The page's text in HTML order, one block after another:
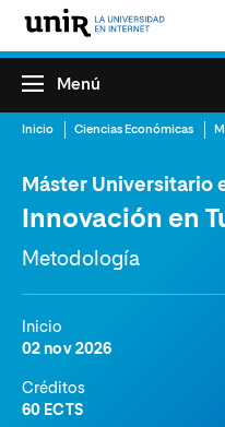
Menú
Inicio Ciencias Económicas
Máster Universitario
Innovación en
Metodología
Inicio
02 nov 2026
Créditos
60 ECTS